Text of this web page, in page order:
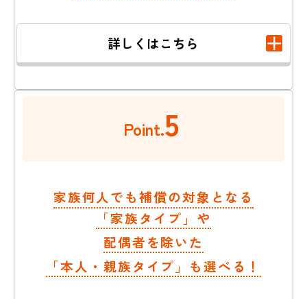
詳しくはこちら
Point.5
家族何人でも補償の対象となる
「家族タイプ」や
配偶者を除いた
「本人・親族タイプ」も選べる！